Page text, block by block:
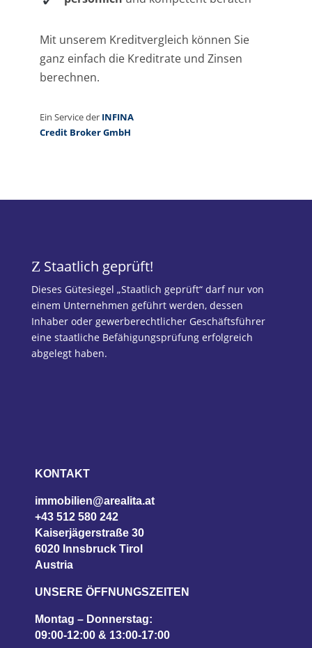
ZStaatlich geprüft!
Dieses Gütesiegel „Staatlich geprüft“ darf nur von
einem Unternehmen geführt werden, dessen
Inhaber oder gewerberechtlicher Geschäftsführer
eine staatliche Befähigungsprüfung erfolgreich
abgelegt haben.
KONTAKT
immobilien@arealita.at
+43 512 580 242
Kaiserjägerstraße 30
6020 Innsbruck Tirol
Austria
UNSERE ÖFFNUNGSZEITEN
Montag – Donnerstag:
09:00-12:00 & 13:00-17:00